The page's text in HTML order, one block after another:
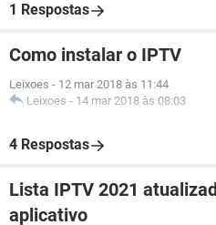
1 Respostas
Como instalar o IPTV
Leixoes - 12 mar 2018 às 11:44
Leixoes - 14 mar 2018 às 08:03
4 Respostas
Lista IPTV 2021
aplicativo